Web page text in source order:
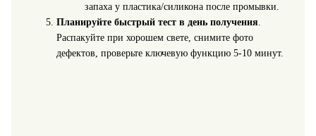
запаха у пластика/силикона после промывки.
Планируйте быстрый тест в день получения.
Распакуйте при хорошем свете, снимите фото
дефектов, проверьте ключевую функцию 5-10 минут.